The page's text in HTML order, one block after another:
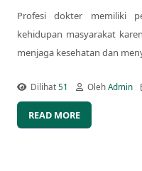
Profesi dokter memiliki
kehidupan masyarakat
menjaga kesehatan dan
Dilihat51 OlehAdmin
READ MORE